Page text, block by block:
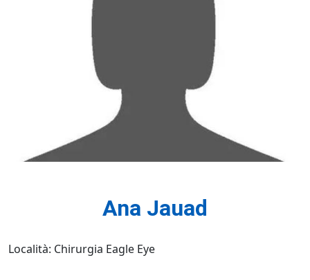
Ana Jauad
Località: Chirurgia Eagle Eye